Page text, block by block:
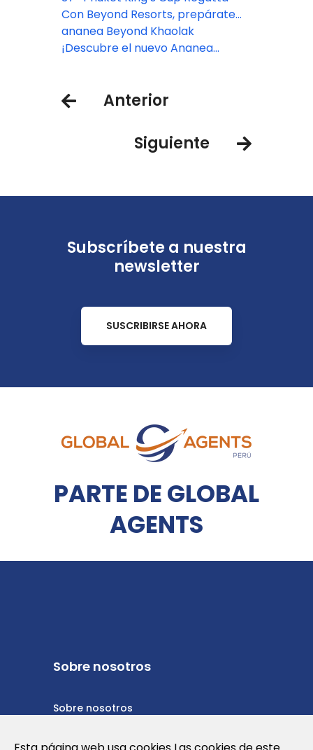
Phuket King’s Cup por todo lo alto
Con Beyond Resorts, prepárate
para Tailandia: un viaje donde los
sabores serán tu guía.
ananea Beyond Khaolak
¡Descubre el nuevo Ananea
Anterior
Siguiente
Subscríbete a nuestra
newsletter
SUSCRIBIRSE AHORA
PARTE DE GLOBAL
AGENTS
Sobre nosotros
Sobre nosotros